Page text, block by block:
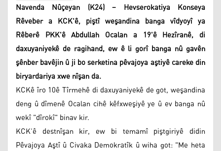
Navenda Nûçeyan (K24) – Hevserokatiya Konseya
Rêveber a KCK'ê, piştî weşandina banga vîdyoyî ya
Rêberê PKK'ê Abdullah Ocalan a 19'ê Hezîranê, di
daxuyaniyekê de ragihand, ew ê li gorî banga nû gavên
şênber bavêjin û ji bo serketina pêvajoya aştiyê careke din
biryardariya xwe nîşan da.
KCKê îro 10ê Tîrmehê di daxuyaniyekê de got, weşandina
deng û dîmenê Ocalan cihê kêfxweşiyê ye û ev banga nû
wekî "dîrokî" binav kir.
KCK’ê destnîşan kir, ew bi temamî piştgiriyê didin
Pêvajoya Aştî û Civaka Demokratîk û wiha got: "Me heta